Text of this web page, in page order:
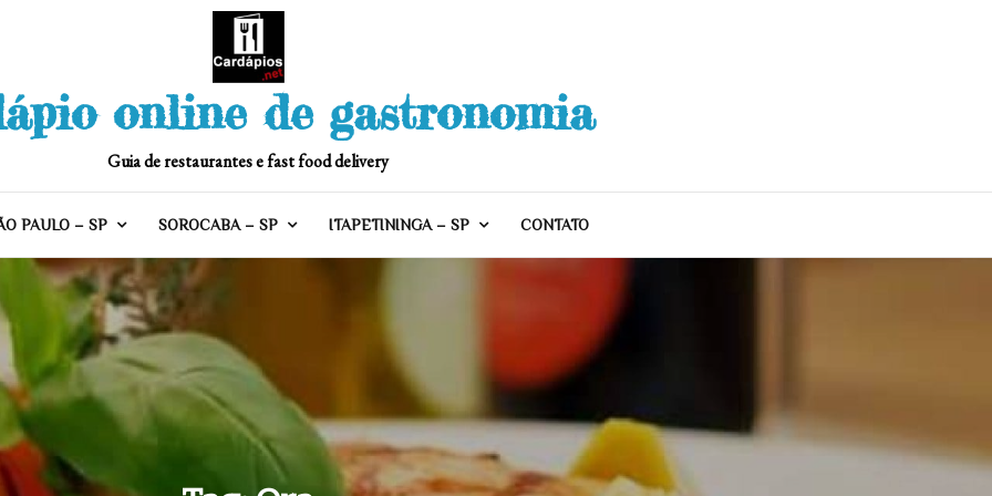
online de gastronomia
Guia de restaurantes e fast food delivery
PAULO – SP SOROCABA – SP ITAPETININGA – SP CONTATO